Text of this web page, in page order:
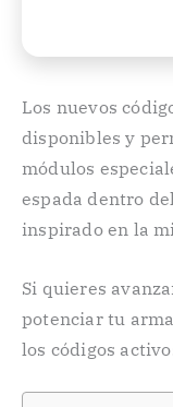
Los nuevos
disponibles y
módulos
espada dentro
inspirado en la
Si quieres
potenciar tu
los códigos